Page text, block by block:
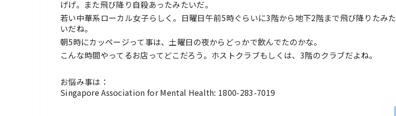
げげ。また飛び降り自殺あったみたいだ。
若い中華系ローカル女子らしく。日曜日午前5時ぐらいに3階から地下2階まで飛び降りたみた
いだね。
朝5時にカッページって事は、土曜日の夜からどっかで飲んでたのかな。
こんな時間やってるお店ってどこだろう。ホストクラブもしくは、3階のクラブだよね。
お悩み事は：
Singapore Association for Mental Health: 1800-283-7019